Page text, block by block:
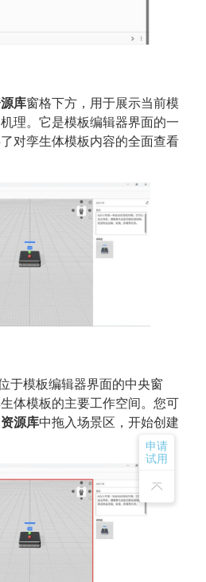
申请
试用
库窗格下方，用于展示当前模
理。它是模板编辑器界面的一
对孪生体模板内容的全面查看
于模板编辑器界面的中央窗
体模板的主要工作空间。您可
资源库中拖入场景区，开始创建